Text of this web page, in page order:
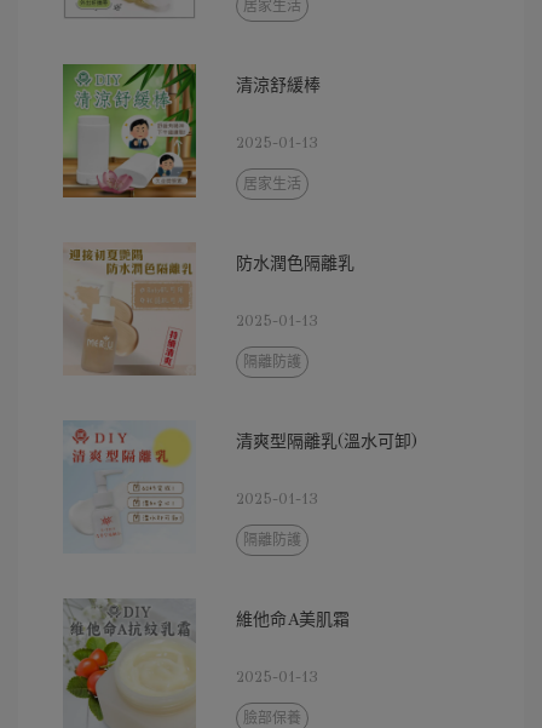
居家生活
清涼舒緩棒
2025-01-13
居家生活
防水潤色隔離乳
2025-01-13
隔離防護
清爽型隔離乳(溫水可卸)
2025-01-13
隔離防護
維他命A美肌霜
2025-01-13
臉部保養